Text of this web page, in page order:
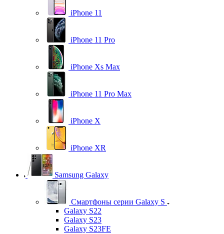
iPhone 11
iPhone 11 Pro
iPhone Xs Max
iPhone 11 Pro Max
iPhone X
iPhone XR
Samsung Galaxy
Смартфоны серии Galaxy S
Galaxy S22
Galaxy S23
Galaxy S23FE